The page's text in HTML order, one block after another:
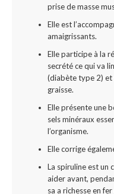
prise de masse
Elle est
amaigrissants.
Elle participe à la
secrété ce qui va
(diabète type 2) et
graisse.
Elle présente une
sels minéraux
l’organisme.
Elle corrige
La spiruline est un
aider avant,
sa a richesse en